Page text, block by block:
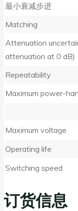
最小衰减步进
Matching
Attenuation
attenuation at 0 dB)
Repeatability
Maximum power-
Maximum voltage
Operating life
Switching speed
订货信息